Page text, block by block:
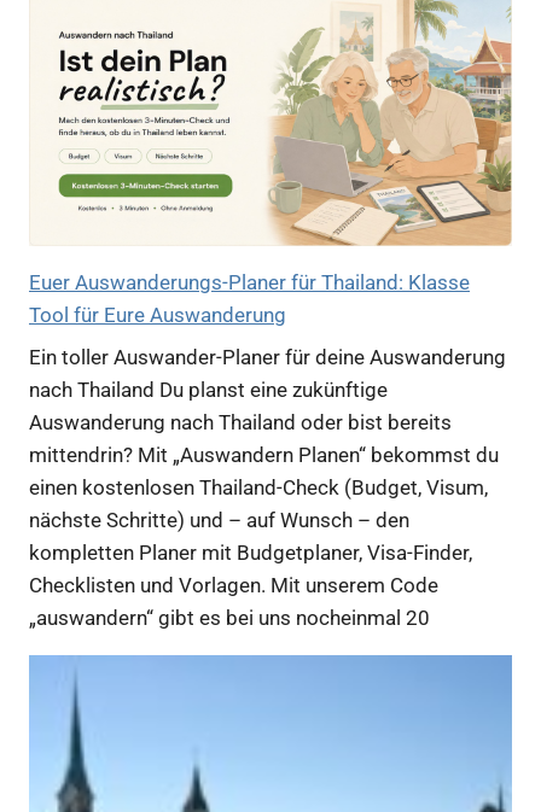
Euer Auswanderungs-Planer für Thailand: Klasse
Tool für Eure Auswanderung
Ein toller Auswander-Planer für deine Auswanderung
nach Thailand Du planst eine zukünftige
Auswanderung nach Thailand oder bist bereits
mittendrin? Mit „Auswandern Planen“ bekommst du
einen kostenlosen Thailand-Check (Budget, Visum,
nächste Schritte) und – auf Wunsch – den
kompletten Planer mit Budgetplaner, Visa-Finder,
Checklisten und Vorlagen. Mit unserem Code
„auswandern“ gibt es bei uns nocheinmal 20